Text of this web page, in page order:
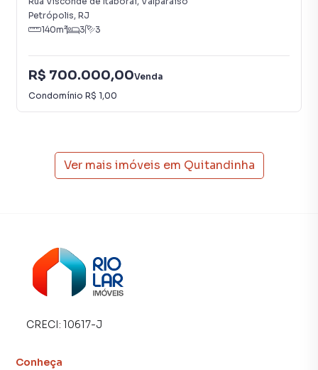
Petrópolis, RJ
140m² 3 3
R$ 700.000,00Venda
Condomínio R$ 1,00
Ver mais imóveis em Quitandinha
CRECI: 10617-J
Conheça